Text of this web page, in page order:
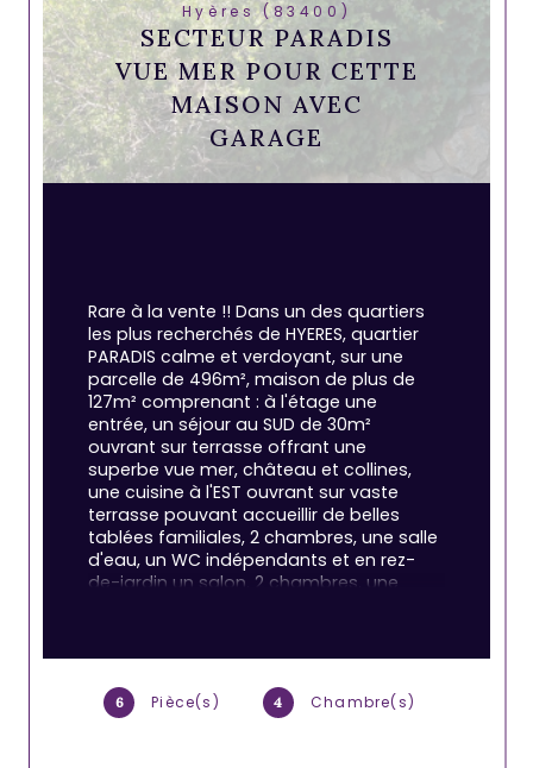
Hyères (83400)
SECTEUR PARADIS
VUE MER POUR CETTE
MAISON AVEC
GARAGE
6 Pièce(s) 4 Chambre(s)
Rare à la vente !! Dans un des quartiers
les plus recherchés de HYERES, quartier
PARADIS calme et verdoyant, sur une
parcelle de 496m², maison de plus de
127m² comprenant : à l'étage une
entrée, un séjour au SUD de 30m²
ouvrant sur terrasse offrant une
superbe vue mer, château et collines,
une cuisine à l'EST ouvrant sur vaste
terrasse pouvant accueillir de belles
tablées familiales, 2 chambres, une salle
d'eau, un WC indépendants et en rez-
de-jardin un salon, 2 chambres, une